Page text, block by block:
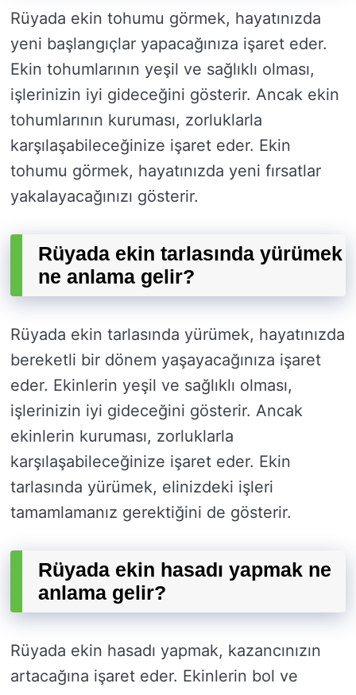
Rüyada ekin tohumu görmek, hayatınızda
yeni başlangıçlar yapacağınıza işaret eder.
Ekin tohumlarının yeşil ve sağlıklı olması,
işlerinizin iyi gideceğini gösterir. Ancak ekin
tohumlarının kuruması, zorluklarla
karşılaşabileceğinize işaret eder. Ekin
tohumu görmek, hayatınızda yeni fırsatlar
yakalayacağınızı gösterir.
Rüyada ekin tarlasında yürümek
ne anlama gelir?
Rüyada ekin tarlasında yürümek, hayatınızda
bereketli bir dönem yaşayacağınıza işaret
eder. Ekinlerin yeşil ve sağlıklı olması,
işlerinizin iyi gideceğini gösterir. Ancak
ekinlerin kuruması, zorluklarla
karşılaşabileceğinize işaret eder. Ekin
tarlasında yürümek, elinizdeki işleri
tamamlamanız gerektiğini de gösterir.
Rüyada ekin hasadı yapmak ne
anlama gelir?
Rüyada ekin hasadı yapmak, kazancınızın
artacağına işaret eder. Ekinlerin bol ve